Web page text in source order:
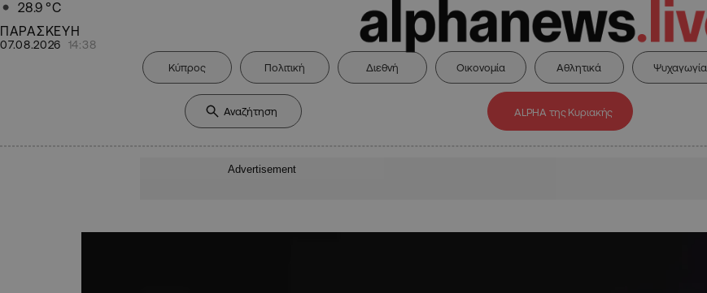
28.9 °C
ΠΑΡΑΣΚΕΥΗ
07.08.2026 14:38
Κύπρος Πολιτική Διεθνή Οικονομία Αθλητικά Ψυχαγωγία
ALPHA της Κυριακής
Advertisement